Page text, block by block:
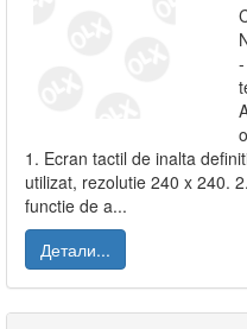
1. Ecran tactil de inalta
utilizat, rezolutie 240 x 240.
functie de a...
Детали...